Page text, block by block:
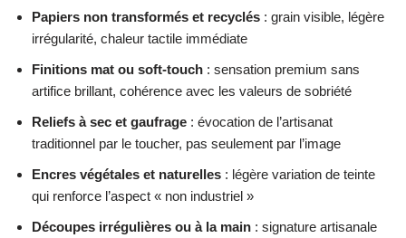
Papiers non transformés et recyclés : grain visible, légère
irrégularité, chaleur tactile immédiate
Finitions mat ou soft-touch : sensation premium sans
artifice brillant, cohérence avec les valeurs de sobriété
Reliefs à sec et gaufrage : évocation de l’artisanat
traditionnel par le toucher, pas seulement par l’image
Encres végétales et naturelles : légère variation de teinte
qui renforce l’aspect « non industriel »
Découpes irrégulières ou à la main : signature artisanale